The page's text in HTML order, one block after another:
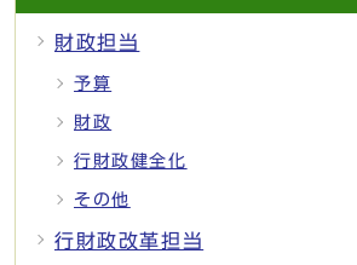
財政担当
予算
財政
行財政健全化
その他
行財政改革担当